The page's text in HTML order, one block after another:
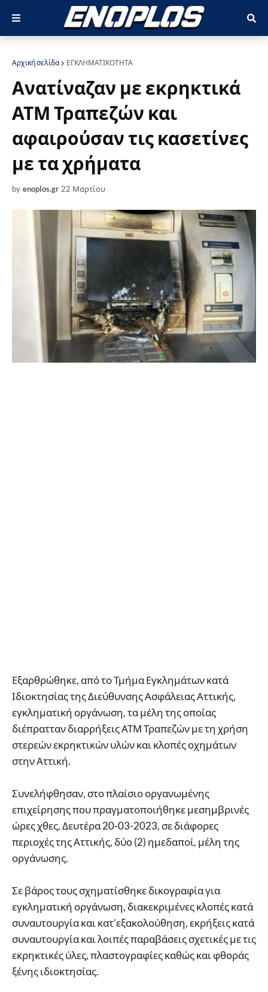
Αρχική σελίδα ΕΓΚΛΗΜΑΤΙΚΟΤΗΤΑ
Ανατίναζαν με εκρηκτικά
ΑΤΜ Τραπεζών και
αφαιρούσαν τις κασετίνες
με τα χρήματα
by enoplos.gr 22 Μαρτίου
Εξαρθρώθηκε, από το Τμήμα Εγκλημάτων κατά
Ιδιοκτησίας της Διεύθυνσης Ασφάλειας Αττικής,
εγκληματική οργάνωση, τα μέλη της οποίας
διέπρατταν διαρρήξεις ΑΤΜ Τραπεζών με τη χρήση
στερεών εκρηκτικών υλών και κλοπές οχημάτων
στην Αττική.
Συνελήφθησαν, στο πλαίσιο οργανωμένης
επιχείρησης που πραγματοποιήθηκε μεσημβρινές
ώρες χθες, Δευτέρα 20-03-2023, σε διάφορες
περιοχές της Αττικής, δύο (2) ημεδαποί, μέλη της
οργάνωσης.
Σε βάρος τους σχηματίσθηκε δικογραφία για
εγκληματική οργάνωση, διακεκριμένες κλοπές κατά
συναυτουργία και κατ’εξακολούθηση, εκρήξεις κατά
συναυτουργία και λοιπές παραβάσεις σχετικές με τις
εκρηκτικές ύλες, πλαστογραφίες καθώς και φθοράς
ξένης ιδιοκτησίας.